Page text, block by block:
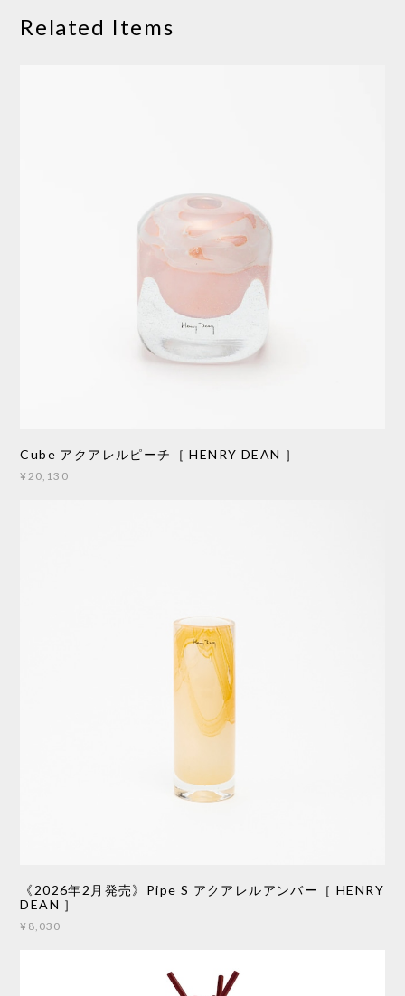
Related Items
Cube アクアレルピーチ［ HENRY DEAN ］
¥20,130
《2026年2月発売》Pipe S アクアレルアンバー［ HENRY
DEAN ］
¥8,030